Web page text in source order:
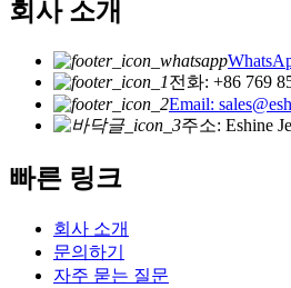
회사 소개
전화: +86 769
Email:
주소: Eshine
빠른 링크
회사 소개
문의하기
자주 묻는 질문